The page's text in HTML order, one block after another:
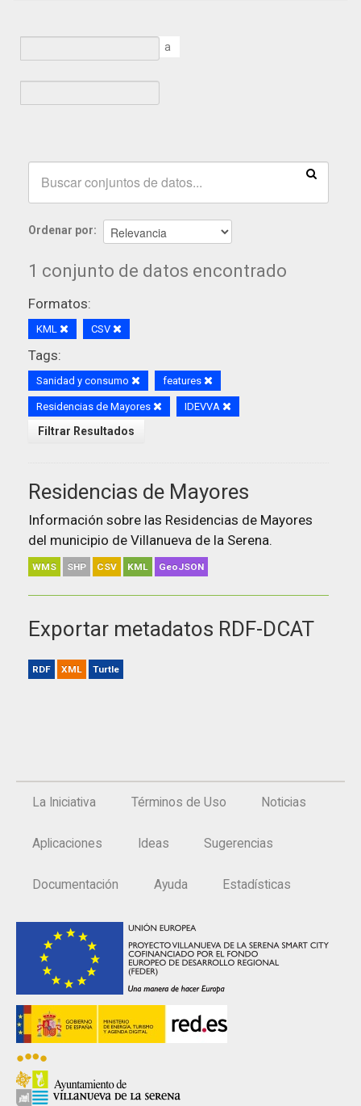
a
Ordenar por
1 conjunto de datos encontrado
Formatos:
KML CSV
Tags:
Sanidad y consumo features
Residencias de Mayores IDEVVA
Filtrar Resultados
Residencias de Mayores
Información sobre las Residencias de Mayores
del municipio de Villanueva de la Serena.
WMS SHP CSV KML GeoJSON
Exportar metadatos RDF-DCAT
RDF XML Turtle
La Iniciativa Términos de Uso Noticias
Aplicaciones Ideas Sugerencias
Documentación Ayuda Estadísticas